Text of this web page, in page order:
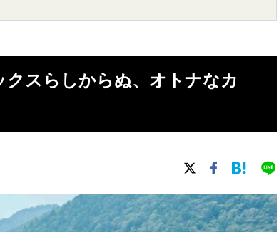
クスらしからぬ、オトナなカ